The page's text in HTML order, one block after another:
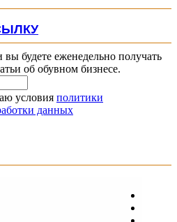
будете еженедельно получать
об обувном бизнесе.
условия политики
данных